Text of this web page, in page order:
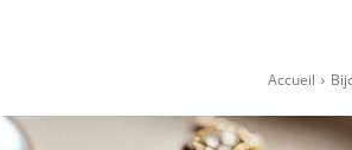
Accueil